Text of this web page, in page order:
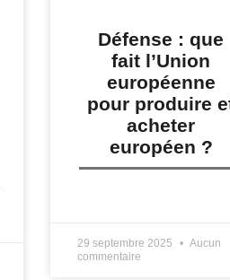
Défense : que
fait l’Union
européenne
pour produire
acheter
européen ?
29 septembre 2025
Aucun
commentaire